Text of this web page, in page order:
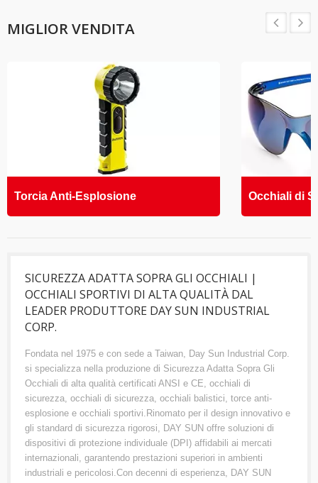
MIGLIOR VENDITA
Torcia Anti-Esplosione Occhiali di
SICUREZZA ADATTA SOPRA GLI OCCHIALI |
OCCHIALI SPORTIVI DI ALTA QUALITÀ DAL
LEADER PRODUTTORE DAY SUN INDUSTRIAL
CORP.
Fondata nel 1975 e con sede a Taiwan, Day Sun Industrial Corp.
si specializza nella produzione di Sicurezza Adatta Sopra Gli
Occhiali di alta qualità certificati ANSI e CE, occhiali di
sicurezza, occhiali di sicurezza, occhiali balistici, torce anti-
esplosione e occhiali sportivi.Rinomato per il design innovativo e
gli standard di sicurezza rigorosi, DAY SUN offre soluzioni di
dispositivi di protezione individuale (DPI) affidabili ai mercati
internazionali, garantendo prestazioni superiori in ambienti
industriali e pericolosi.Con decenni di esperienza, DAY SUN